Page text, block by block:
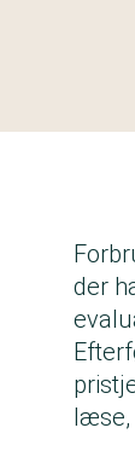
der
læse,